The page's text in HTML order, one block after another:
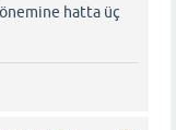
hatta üç